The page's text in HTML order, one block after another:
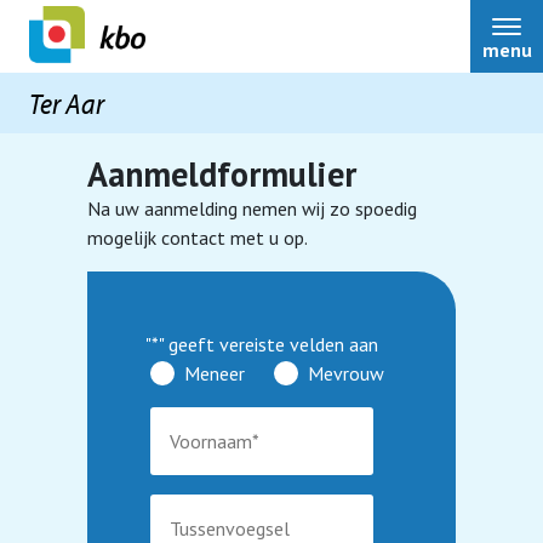
Ter Aar
menu
Ter Aar
Scootmobielcursussen
Aanmeldformulier
Na uw aanmelding nemen wij zo spoedig
mogelijk contact met u op.
"*" geeft vereiste velden aan
Meneer
Mevrouw